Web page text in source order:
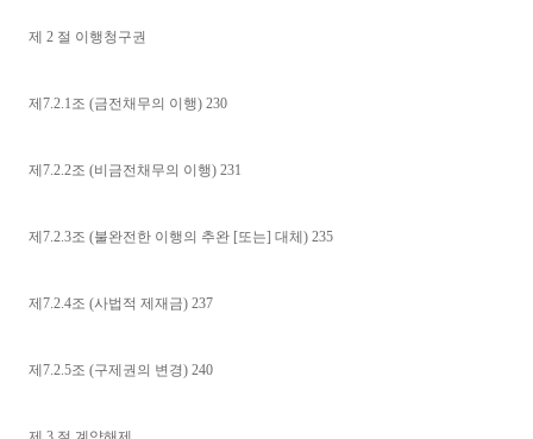
제 2 절 이행청구권
제7.2.1조 (금전채무의 이행) 230
제7.2.2조 (비금전채무의 이행) 231
제7.2.3조 (불완전한 이행의 추완 [또는] 대체) 235
제7.2.4조 (사법적 제재금) 237
제7.2.5조 (구제권의 변경) 240